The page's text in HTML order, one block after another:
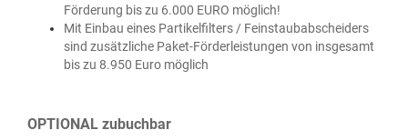
Förderung bis zu 6.000 EURO möglich!
Mit Einbau eines Partikelfilters / Feinstaubabscheiders
sind zusätzliche Paket-Förderleistungen von insgesamt
bis zu 8.950 Euro möglich
OPTIONAL zubuchbar